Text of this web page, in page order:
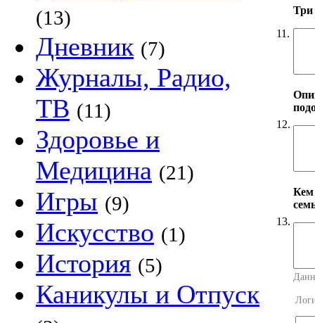
(13)
Дневник (7)
Журналы, Радио,
ТВ (11)
Здоровье и
Медицина (21)
Игры (9)
Искусство (1)
История (5)
Каникулы и Отпуск
11.
Три
12.
13.
Кем